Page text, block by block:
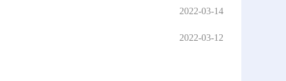
2022-03-14
2022-03-12